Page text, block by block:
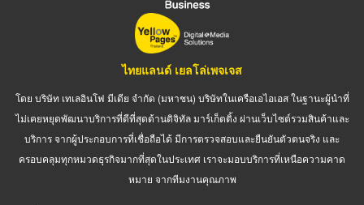
ไทยแลนด์ เยลโล่เพจเจส
โดย บริษัท เทเลอินโฟ มีเดีย จำกัด (มหาชน) บริษัทในเครือเอไอเอส ในฐานะผู้นำที่
ไม่เคยหยุดพัฒนาบริการที่ดีที่สุดด้านดิจิทัล มาร์เก็ตติ้ง ผ่านเว็บไซต์รวมสินค้าและ
บริการ จากผู้ประกอบการที่เชื่อถือได้ มีการตรวจสอบและยืนยันตัวตนจริง และ
ครอบคลุมทุกหมวดธุรกิจมากที่สุดในประเทศ เราจะมอบบริการที่เหนือความคาด
หมาย จากทีมงานคุณภาพ